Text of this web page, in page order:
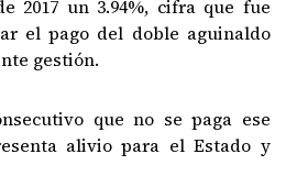
2017 un 3.94%, cifra que fue
el pago del doble aguinaldo
gestión.
que no se paga ese
alivio para el Estado y